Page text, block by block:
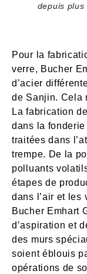
depuis
Pour la
verre, Bucher
d’acier
de Sanjin. Cela
La fabrication
dans la
traitées dans
trempe. De la
polluants
étapes de
dans l’air et les
Bucher Emhart
d’aspiration et
des murs
soient éblouis
opérations de